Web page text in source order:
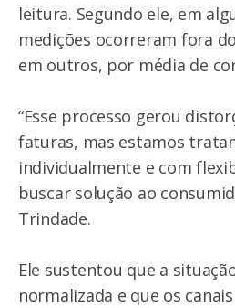
leitura. Segundo ele, em
medições ocorreram fora
em outros, por média de
“Esse processo gerou
faturas, mas estamos
individualmente e com
buscar solução ao
Trindade.
Ele sustentou que a
normalizada e que os